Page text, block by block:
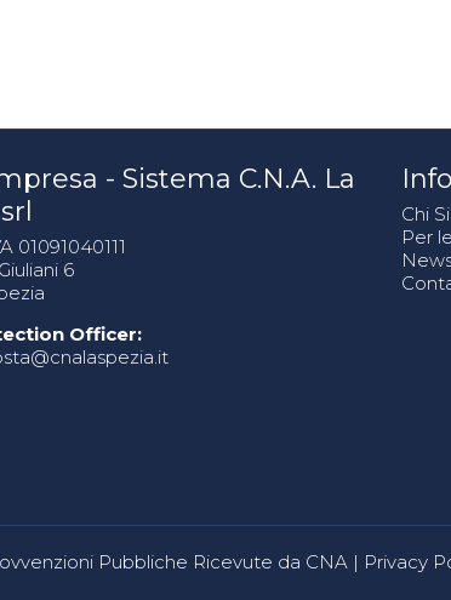
- Sistema C.N.A. La
01091040111
6
Officer:
Chi
Per
Pubbliche Ricevute da CNA | Privacy